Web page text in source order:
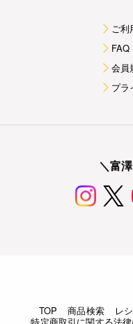
ご
FAQ
会員
プラ
＼富
TOP 商品検索 レ
特定商取引に関する法